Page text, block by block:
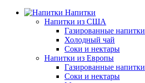
Напитки
Напитки из США
Газированные напитки
Холодный чай
Соки и нектары
Напитки из Европы
Газированные напитки
Соки и нектары